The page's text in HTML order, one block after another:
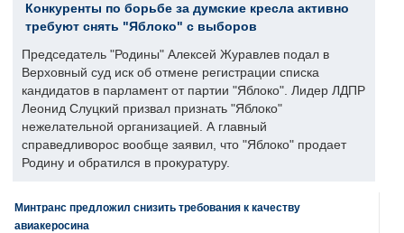
Конкуренты по борьбе за думские кресла активно
требуют снять "Яблоко" с выборов
Председатель "Родины" Алексей Журавлев подал в
Верховный суд иск об отмене регистрации списка
кандидатов в парламент от партии "Яблоко". Лидер ЛДПР
Леонид Слуцкий призвал признать "Яблоко"
нежелательной организацией. А главный
справедливорос вообще заявил, что "Яблоко" продает
Родину и обратился в прокуратуру.
Минтранс предложил снизить требования к качеству
авиакеросина